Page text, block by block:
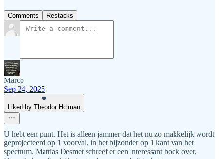
Comments Restacks
Marco
Sep 24, 2025
Liked by Theodor Holman
U hebt een punt. Het is alleen jammer dat het nu zo makkelijk wordt
geprojecteerd op 1 voorval, in het bijzonder op 1 kant van het
spectrum. Mattias Desmet schreef er een interessant boek over,